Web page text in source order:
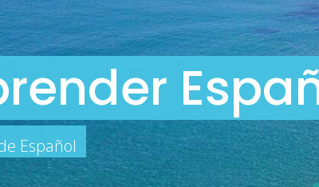
Español